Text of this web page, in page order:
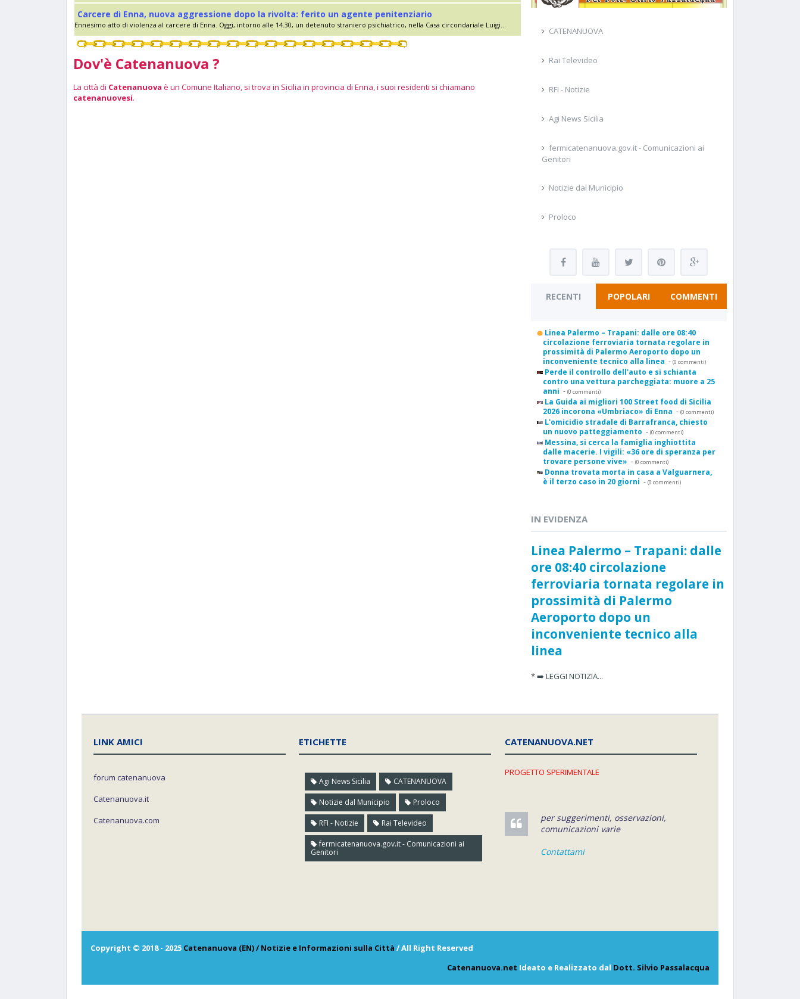
Carcere di Enna, nuova aggressione dopo la rivolta: ferito un agente penitenziario
Ennesimo atto di violenza al carcere di Enna. Oggi, intorno alle 14.30, un detenuto straniero psichiatrico, nella Casa circondariale Luigi...
Dov'è Catenanuova ?
La città di Catenanuova è un Comune Italiano, si trova in Sicilia in provincia di Enna, i suoi residenti si chiamano
catenanuovesi.
CATENANUOVA
Rai Televideo
RFI - Notizie
Agi News Sicilia
fermicatenanuova.gov.it - Comunicazioni ai
Genitori
Notizie dal Municipio
Proloco
RECENTI POPOLARI COMMENTI
Linea Palermo – Trapani: dalle ore 08:40
circolazione ferroviaria tornata regolare in
prossimità di Palermo Aeroporto dopo un
inconveniente tecnico alla linea - (0 commenti)
Perde il controllo dell'auto e si schianta
contro una vettura parcheggiata: muore a 25
anni - (0 commenti)
La Guida ai migliori 100 Street food di Sicilia
2026 incorona «Umbriaco» di Enna - (0 commenti)
L'omicidio stradale di Barrafranca, chiesto
un nuovo patteggiamento - (0 commenti)
Messina, si cerca la famiglia inghiottita
dalle macerie. I vigili: «36 ore di speranza per
trovare persone vive» - (0 commenti)
Donna trovata morta in casa a Valguarnera,
è il terzo caso in 20 giorni - (0 commenti)
IN EVIDENZA
Linea Palermo – Trapani: dalle
ore 08:40 circolazione
ferroviaria tornata regolare in
prossimità di Palermo
Aeroporto dopo un
inconveniente tecnico alla
linea
* ➡️ LEGGI NOTIZIA...
LINK AMICI
forum catenanuova
Catenanuova.it
Catenanuova.com
ETICHETTE
Agi News Sicilia CATENANUOVA
Notizie dal Municipio Proloco
RFI - Notizie Rai Televideo
fermicatenanuova.gov.it - Comunicazioni ai
Genitori
CATENANUOVA.NET
PROGETTO SPERIMENTALE
per suggerimenti, osservazioni,
comunicazioni varie
Contattami
Copyright © 2018 - 2025 Catenanuova (EN) / Notizie e Informazioni sulla Città / All Right Reserved
Catenanuova.net Ideato e Realizzato dal Dott. Silvio Passalacqua